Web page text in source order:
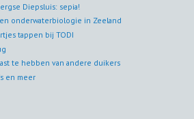
Diepsluis: sepia!
onderwaterbiologie in Zeeland
tappen bij TODI
te hebben van andere duikers
en meer